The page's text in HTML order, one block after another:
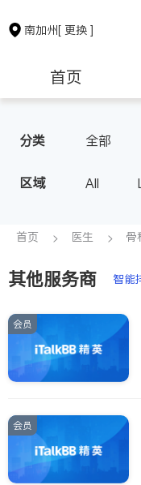
南加州[ 更换 ]
首页
保险理财
银行贷款
建筑装修
分类 全部
眼科
心脏科
肠胃肝脏
泌尿科
不孕不育
区域 All
Alhambra
Diamond
Rowland
ties
Inyo &
Riverside
首页 医生 骨
其他服务商 智能
会员
会员